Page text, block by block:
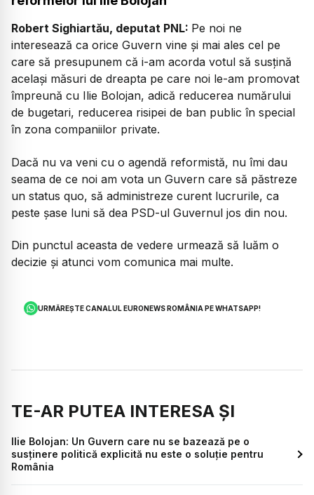
Robert Sighiartău, deputat PNL: Pe noi ne
interesează ca orice Guvern vine și mai ales cel pe
care să presupunem că i-am acorda votul să susțină
același măsuri de dreapta pe care noi le-am promovat
împreună cu Ilie Bolojan, adică reducerea numărului
de bugetari, reducerea risipei de ban public în special
în zona companiilor private.
Dacă nu va veni cu o agendă reformistă, nu îmi dau
seama de ce noi am vota un Guvern care să păstreze
un status quo, să administreze curent lucrurile, ca
peste șase luni să dea PSD-ul Guvernul jos din nou.
Din punctul aceasta de vedere urmează să luăm o
decizie și atunci vom comunica mai multe.
URMĂREȘTE CANALUL EURONEWS ROMÂNIA PE WHATSAPP!
TE-AR PUTEA INTERESA ȘI
Ilie Bolojan: Un Guvern care nu se bazează pe o
susținere politică explicită nu este o soluție pentru
România